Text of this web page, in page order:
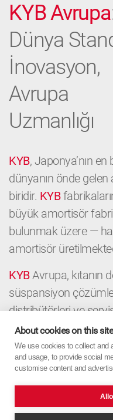
KYB Avrupa
Dünya
İnovasyon,
Avrupa
Uzmanlığı
KYB, Japonya’nın
dünyanın önde
biridir. KYB
büyük amortisör
bulunmak üzere —
amortisör
KYBAvrupa, kıtanın
süspansiyon
distribütörleri ve
yerel uzmanlıkla
kadarKYBAvrupa,
odağıyla birleştirir.
About cookies on this site
We use cookies to collect and
and usage, to provide social
customise content and